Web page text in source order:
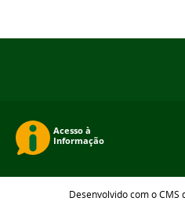
Desenvolvido com o CMS